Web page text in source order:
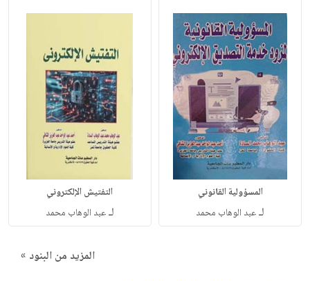
المسؤولية القانوني
لـعبد الوهاب محمد
التفتيش الإلكتروني
لـعبد الوهاب محمد
المزيد من البنود »